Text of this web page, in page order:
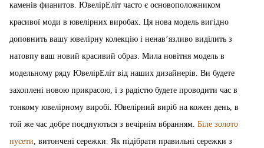
каменів фианитов. ЮвелірЕліт часто є основоположником
красивої моди в ювелірних виробах. Ця нова модель вигідно
доповнить вашу ювелірну колекцію і ненав’язливо виділить з
натовпу ваш новий красивий образ. Мила новітня модель в
модельному ряду ЮвелірЕліт від наших дизайнерів. Ви будете
захоплені новою прикрасою, і з радістю будете проводити час в
тонкому ювелірному виробі. Ювелірний виріб на кожен день, в
той же час добре поєднуються з вечірнім вбранням. Біле золото
пусети, витончені сережки. Як підібрати правильні сережки з